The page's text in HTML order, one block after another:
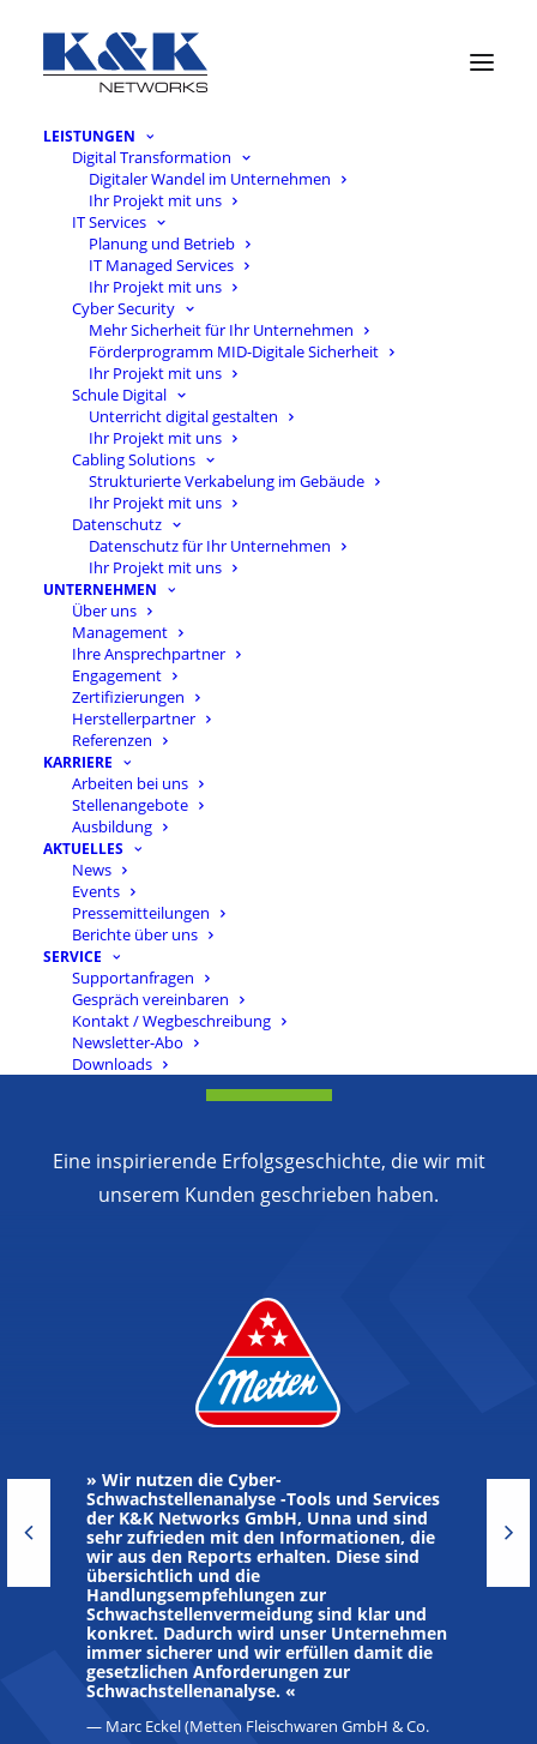
LEISTUNGEN
Digital Transformation
Digitaler Wandel im Unternehmen
Ihr Projekt mit uns
IT Services
Planung und Betrieb
IT Managed Services
Ihr Projekt mit uns
Cyber Security
Mehr Sicherheit für Ihr Unternehmen
Förderprogramm MID-Digitale Sicherheit
Ihr Projekt mit uns
Schule Digital
Unterricht digital gestalten
Ihr Projekt mit uns
Cabling Solutions
Strukturierte Verkabelung im Gebäude
Ihr Projekt mit uns
Datenschutz
Datenschutz für Ihr Unternehmen
Ihr Projekt mit uns
UNTERNEHMEN
Über uns
Management
Ihre Ansprechpartner
Engagement
Zertifizierungen
Herstellerpartner
Referenzen
KARRIERE
Arbeiten bei uns
Stellenangebote
Ausbildung
AKTUELLES
News
Events
Pressemitteilungen
Berichte über uns
SERVICE
Supportanfragen
Gespräch vereinbaren
Kontakt / Wegbeschreibung
Newsletter-Abo
Downloads
Wir sind
für Digitalisierung
und
IT
im Mittelstand.
Andreas Tracz,
Geschäftsführer der
K&K Networks
Kundenstimmen
Eine inspirierende Erfolgsgeschichte, die wir mit
unserem Kunden geschrieben haben.
» Wir nutzen die Cyber-
Schwachstellenanalyse -Tools und Services
der K&K Networks GmbH, Unna und sind
sehr zufrieden mit den Informationen, die
wir aus den Reports erhalten. Diese sind
übersichtlich und die
Handlungsempfehlungen zur
Schwachstellenvermeidung sind klar und
konkret. Dadurch wird unser Unternehmen
immer sicherer und wir erfüllen damit die
gesetzlichen Anforderungen zur
Schwachstellenanalyse. «
— Marc Eckel (Metten Fleischwaren GmbH & Co.